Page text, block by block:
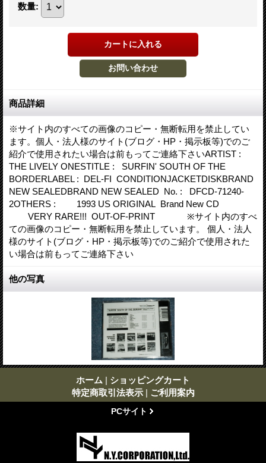
数量:
商品詳細
※サイト内のすべての画像のコピー・無断転用を禁止してい
ます。個人・法人様のサイト(ブログ・HP・掲示板等)でのご
紹介で使用されたい場合は前もってご連絡下さいARTIST :
THE LIVELY ONESTITLE : SURFIN' SOUTH OF THE
BORDERLABEL : DEL-FI CONDITIONJACKETDISKBRAND
NEW SEALEDBRAND NEW SEALED No. : DFCD-71240-
2OTHERS : 1993 US ORIGINAL Brand New CD
VERY RARE!!! OUT-OF-PRINT ※サイト内のすべ
ての画像のコピー・無断転用を禁止しています。 個人・法人
様のサイト(ブログ・HP・掲示板等)でのご紹介で使用された
い場合は前もってご連絡下さい
他の写真
ホーム | ショッピングカート
特定商取引法表示 | ご利用案内
PCサイト